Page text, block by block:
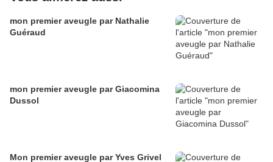
mon premier aveugle par Nathalie
Guéraud
mon premier aveugle par Giacomina
Dussol
Mon premier aveugle par Yves Grivel